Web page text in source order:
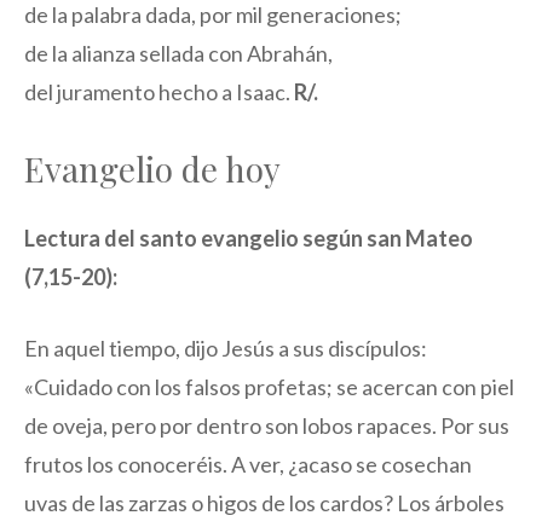
de la palabra dada, por mil generaciones;
de la alianza sellada con Abrahán,
del juramento hecho a Isaac. R/.
Evangelio de hoy
Lectura del santo evangelio según san Mateo
(7,15-20):
En aquel tiempo, dijo Jesús a sus discípulos:
«Cuidado con los falsos profetas; se acercan con piel
de oveja, pero por dentro son lobos rapaces. Por sus
frutos los conoceréis. A ver, ¿acaso se cosechan
uvas de las zarzas o higos de los cardos? Los árboles